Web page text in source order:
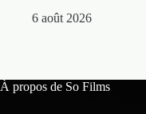
6 août 2026
À propos de So Films